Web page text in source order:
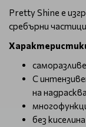
Pretty Shine е
сребърни частици
С
на
без киселина